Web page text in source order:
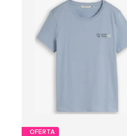
OFERTA